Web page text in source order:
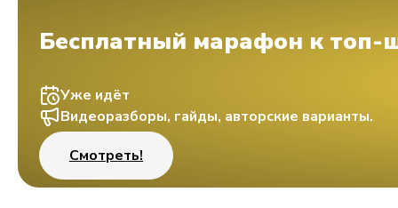
Бесплатный марафон к топ-
Уже идёт
Видеоразборы, гайды, авторские варианты.
Смотреть!